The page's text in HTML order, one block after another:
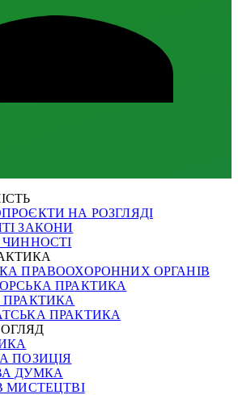
НА РОЗГЛЯДІ
ЗАКОНИ
ПРАВООХОРОННИХ ОРГАНІВ
ПРАКТИКА
ПРАКТИКА
ПОЗИЦІЯ
ДУМКА
МИСТЕЦТВІ